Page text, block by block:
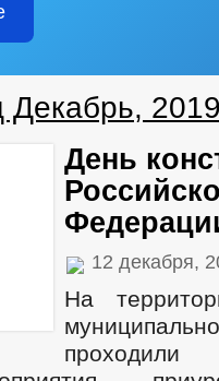
Декабрь,
День
12 декабря,
На